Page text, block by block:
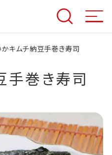
かキムチ納豆手巻き寿司
手巻き寿司